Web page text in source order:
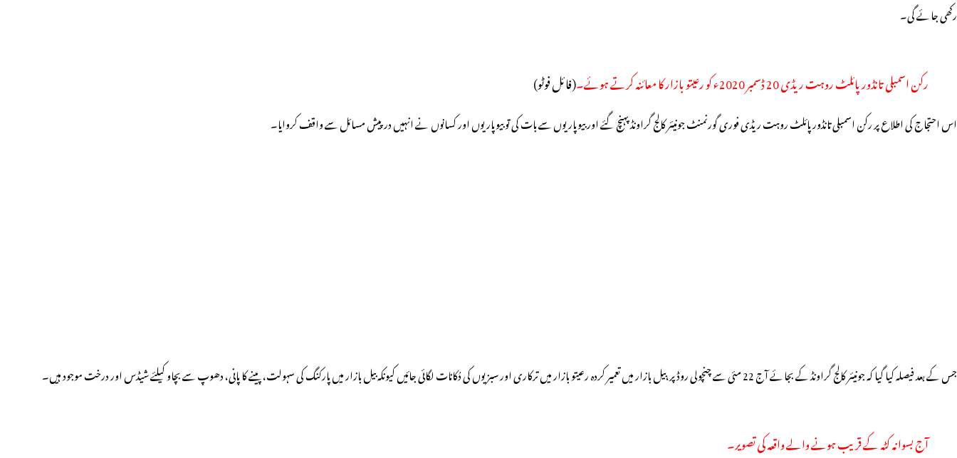
رکھی جائے گی۔
رکن اسمبلی تانڈور پائلٹ روہت ریڈی 20 ڈسمبر 2020ء کو رعیتو بازار کا معائنہ کرتے ہوئے۔ (فائل فوٹو)
اس احتجاج کی اطلاع پر رکن اسمبلی تانڈور پائلٹ روہت ریڈی فوری گورنمنٹ جونیئر کالج گراونڈ پہنچ گئے اور بیوپاریوں سے بات کی تو بیوپاریوں اور کسانوں نے انہیں درپیش مسائل سے واقف کروایا۔
جس کے بعد فیصلہ کیا گیا کہ جونیئر کالج گراونڈ کے بجائے آج 22 مئی سے چنچولی روڈ پر،بیل بازار میں تعمیر کردہ رعیتو بازار میں ترکاری اور سبزیوں کی دُکانات لگائی جائیں کیونکہ بیل بازار میں پارکنگ کی سہولت، پینے کا پانی، دھوپ سے بچاو کیلئے شیڈس اور درخت موجود ہیں۔
آج بسوانہ کٹہ کے قریب ہونے والے واقعہ کی تصویر۔